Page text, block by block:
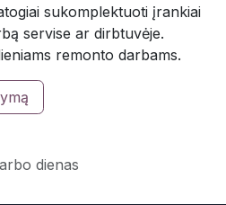
sukomplektuoti įrankiai
servise ar dirbtuvėje.
remonto darbams.
dienas